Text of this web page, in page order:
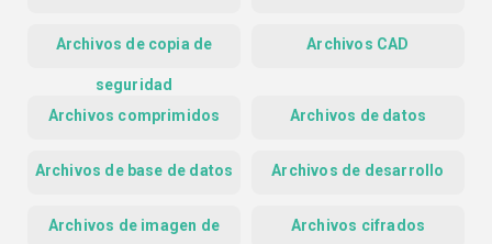
Archivos de copia de
seguridad
Archivos CAD
Archivos comprimidos Archivos de datos
Archivos de base de datos Archivos de desarrollo
Archivos de imagen de Archivos cifrados